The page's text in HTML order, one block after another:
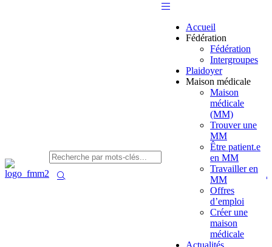
Accueil
Fédération
Fédération
Intergroupes
Plaidoyer
Maison médicale
Maison
médicale
(MM)
Trouver une
MM
Être patient.e
en MM
Travailler en
MM
Offres
d’emploi
Créer une
maison
médicale
Actualités